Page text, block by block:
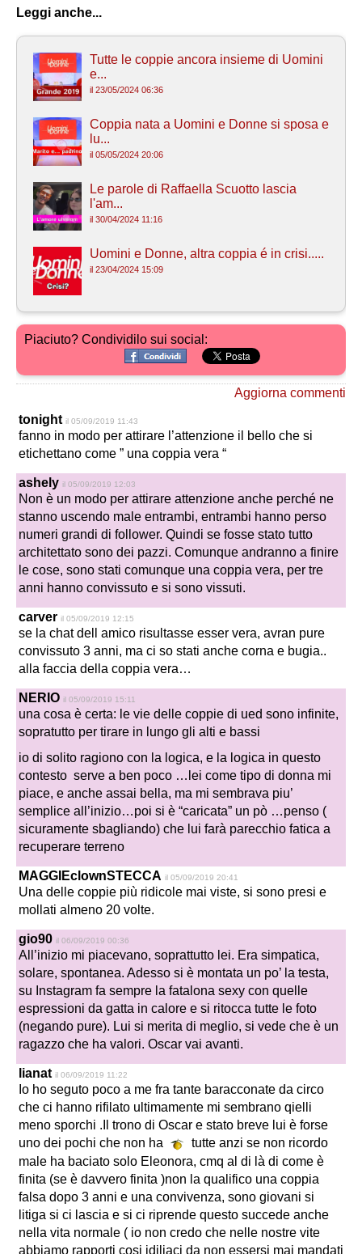
Leggi anche...
Tutte le coppie ancora insieme di Uomini
e...
il 23/05/2024 06:36
Coppia nata a Uomini e Donne si sposa e
lu...
il 05/05/2024 20:06
Le parole di Raffaella Scuotto lascia
l'am...
il 30/04/2024 11:16
Uomini e Donne, altra coppia é in crisi.....
il 23/04/2024 15:09
Piaciuto? Condividilo sui social:
Aggiorna commenti
tonight il 05/09/2019 11:43
fanno in modo per attirare l’attenzione il bello che si
etichettano come ” una coppia vera “
ashely il 05/09/2019 12:03
Non è un modo per attirare attenzione anche perché ne
stanno uscendo male entrambi, entrambi hanno perso
numeri grandi di follower. Quindi se fosse stato tutto
architettato sono dei pazzi. Comunque andranno a finire
le cose, sono stati comunque una coppia vera, per tre
anni hanno convissuto e si sono vissuti.
carver il 05/09/2019 12:15
se la chat dell amico risultasse esser vera, avran pure
convissuto 3 anni, ma ci so stati anche corna e bugia..
alla faccia della coppia vera…
NERIO il 05/09/2019 15:11
una cosa è certa: le vie delle coppie di ued sono infinite,
sopratutto per tirare in lungo gli alti e bassi
io di solito ragiono con la logica, e la logica in questo
contesto serve a ben poco …lei come tipo di donna mi
piace, e anche assai bella, ma mi sembrava piu’
semplice all’inizio…poi si è “caricata” un pò …penso (
sicuramente sbagliando) che lui farà parecchio fatica a
recuperare terreno
MAGGIEclownSTECCA il 05/09/2019 20:41
Una delle coppie più ridicole mai viste, si sono presi e
mollati almeno 20 volte.
gio90 il 06/09/2019 00:36
All’inizio mi piacevano, soprattutto lei. Era simpatica,
solare, spontanea. Adesso si è montata un po’ la testa,
su Instagram fa sempre la fatalona sexy con quelle
espressioni da gatta in calore e si ritocca tutte le foto
(negando pure). Lui si merita di meglio, si vede che è un
ragazzo che ha valori. Oscar vai avanti.
lianat il 06/09/2019 11:22
Io ho seguto poco a me fra tante baracconate da circo
che ci hanno rifilato ultimamente mi sembrano qielli
meno sporchi .Il trono di Oscar e stato breve lui è forse
uno dei pochi che non ha
tutte anzi se non ricordo
male ha baciato solo Eleonora, cmq al di là di come è
finita (se è davvero finita )non la qualifico una coppia
falsa dopo 3 anni e una convivenza, sono giovani si
litiga si ci lascia e si ci riprende questo succede anche
nella vita normale ( io non credo che nelle nostre vite
abbiamo rapporti cosi idiliaci da non essersi mai mandati